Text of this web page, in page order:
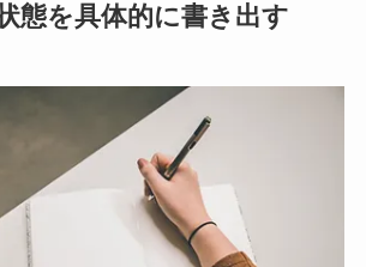
態を具体的に書き出す